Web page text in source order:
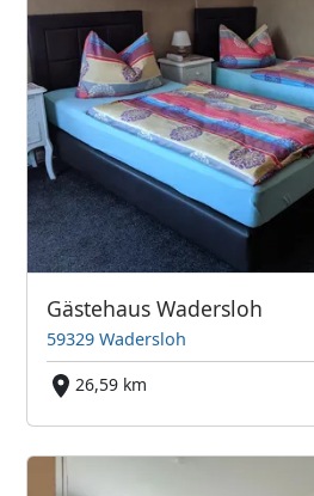
Gästehaus Wadersloh
59329 Wadersloh
26,59 km